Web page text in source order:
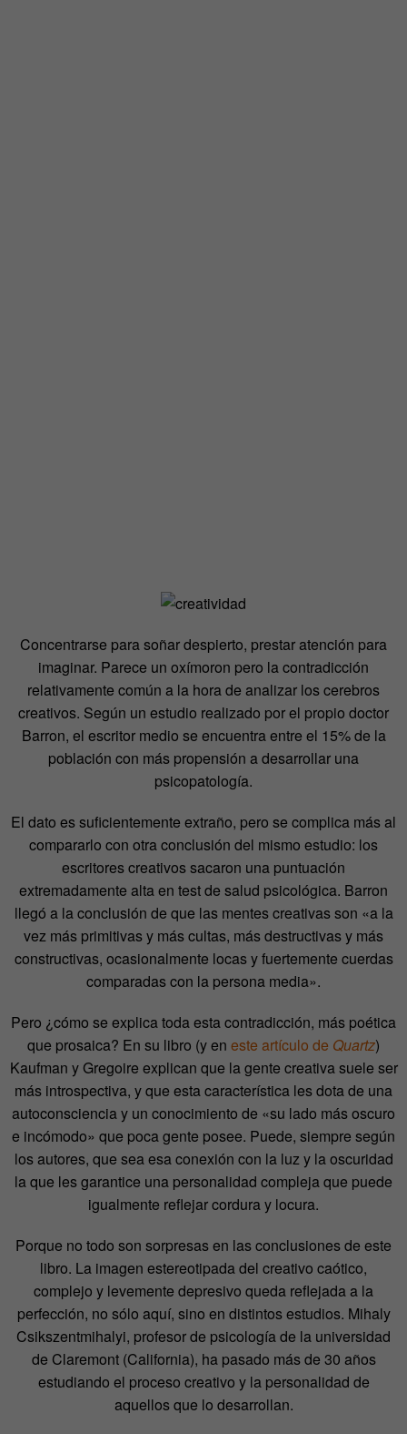
Concentrarse para soñar despierto, prestar atención para
imaginar. Parece un oxímoron pero la contradicción
relativamente común a la hora de analizar los cerebros
creativos. Según un estudio realizado por el propio doctor
Barron, el escritor medio se encuentra entre el 15% de la
población con más propensión a desarrollar una
psicopatología.
El dato es suficientemente extraño, pero se complica más al
compararlo con otra conclusión del mismo estudio: los
escritores creativos sacaron una puntuación
extremadamente alta en test de salud psicológica. Barron
llegó a la conclusión de que las mentes creativas son «a la
vez más primitivas y más cultas, más destructivas y más
constructivas, ocasionalmente locas y fuertemente cuerdas
comparadas con la persona media».
Pero ¿cómo se explica toda esta contradicción, más poética
que prosaica? En su libro (y en este artículo de Quartz)
Kaufman y Gregoire explican que la gente creativa suele ser
más introspectiva, y que esta característica les dota de una
autoconsciencia y un conocimiento de «su lado más oscuro
e incómodo» que poca gente posee. Puede, siempre según
los autores, que sea esa conexión con la luz y la oscuridad
la que les garantice una personalidad compleja que puede
igualmente reflejar cordura y locura.
Porque no todo son sorpresas en las conclusiones de este
libro. La imagen estereotipada del creativo caótico,
complejo y levemente depresivo queda reflejada a la
perfección, no sólo aquí, sino en distintos estudios. Mihaly
Csikszentmihalyi, profesor de psicología de la universidad
de Claremont (California), ha pasado más de 30 años
estudiando el proceso creativo y la personalidad de
aquellos que lo desarrollan.